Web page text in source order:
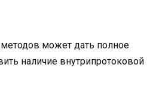
может дать полное
наличие внутрипротоковой